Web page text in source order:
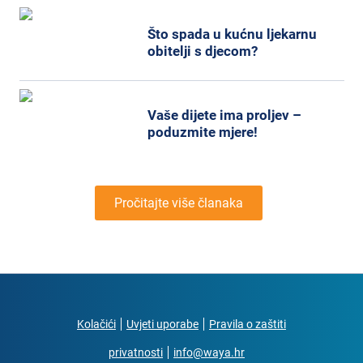
Što spada u kućnu ljekarnu
obitelji s djecom?
Vaše dijete ima proljev –
poduzmite mjere!
Pročitajte više članaka
Kolačići Uvjeti uporabe Pravila o zaštiti
privatnosti info@waya.hr